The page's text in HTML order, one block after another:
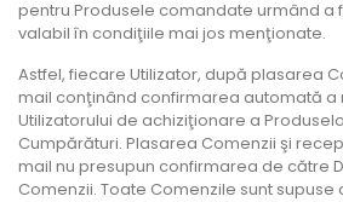
pentru Produsele comandate urmând a
valabil în condiţiile mai jos menţionate.
Astfel, fiecare Utilizator, după plasarea
mail conţinând confirmarea automată
Utilizatorului de achiziţionare a
Cumpărături. Plasarea Comenzii şi
mail nu presupun confirmarea de către
Comenzii. Toate Comenzile sunt